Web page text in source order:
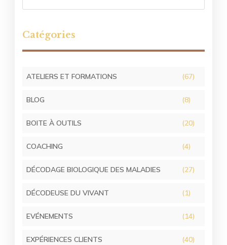
Catégories
ATELIERS ET FORMATIONS (67)
BLOG (8)
BOITE À OUTILS (20)
COACHING (4)
DÉCODAGE BIOLOGIQUE DES MALADIES (27)
DÉCODEUSE DU VIVANT (1)
EVÉNEMENTS (14)
EXPÉRIENCES CLIENTS (40)